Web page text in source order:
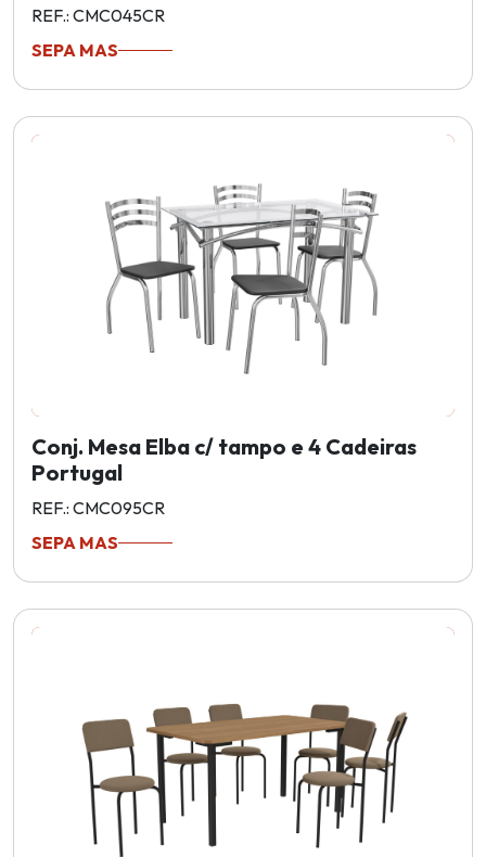
REF.: CMC045CR
SEPA MAS
Conj. Mesa Elba c/ tampo e 4 Cadeiras
Portugal
REF.: CMC095CR
SEPA MAS